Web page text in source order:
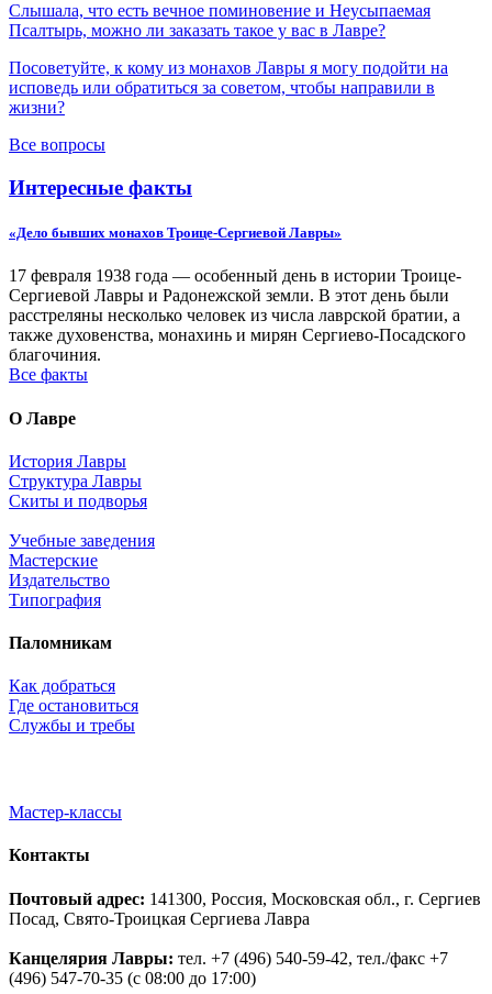
Слышала, что есть вечное поминовение и Неусыпаемая
Псалтырь, можно ли заказать такое у вас в Лавре?
Посоветуйте, к кому из монахов Лавры я могу подойти на
исповедь или обратиться за советом, чтобы направили в
жизни?
Все вопросы
Интересные факты
«Дело бывших монахов Троице-Сергиевой Лавры»
17 февраля 1938 года — особенный день в истории Троице-
Сергиевой Лавры и Радонежской земли. В этот день были
расстреляны несколько человек из числа лаврской братии, а
также духовенства, монахинь и мирян Сергиево-Посадского
благочиния.
Все факты
О Лавре
История Лавры
Структура Лавры
Скиты и подворья
Учебные заведения
Мастерские
Издательство
Типография
Паломникам
Как добраться
Где остановиться
Службы и требы
Мастер-классы
Контакты
Почтовый адрес: 141300, Россия, Московская обл., г. Сергиев
Посад, Свято-Троицкая Сергиева Лавра
Канцелярия Лавры: тел. +7 (496) 540-59-42, тел./факс +7
(496) 547-70-35 (с 08:00 до 17:00)